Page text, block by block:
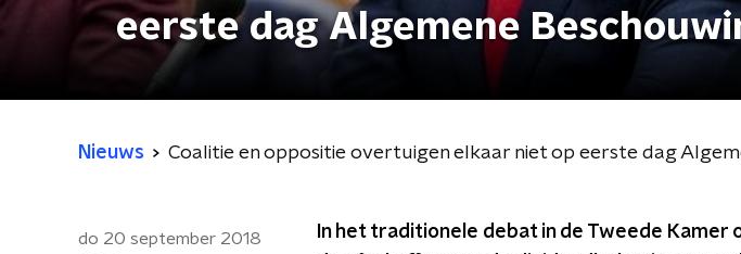
eerste dag Algemene
Nieuws Coalitie en oppositie overtuigen elkaar niet op eerste dag
do 20 september 2018
In het traditionele debat in de Tweede